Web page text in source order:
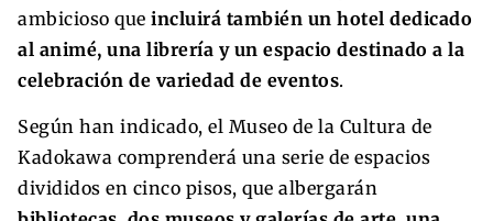
ambicioso que incluirá también un hotel dedicado
al animé, una librería y un espacio destinado a la
celebración de variedad de eventos.
Según han indicado, el Museo de la Cultura de
Kadokawa comprenderá una serie de espacios
divididos en cinco pisos, que albergarán